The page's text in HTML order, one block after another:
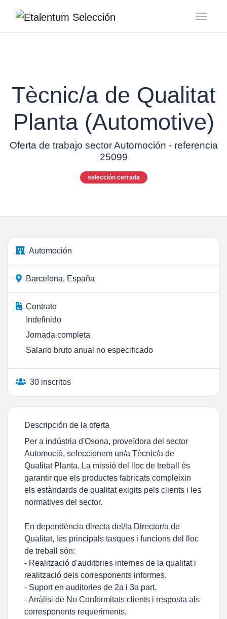
Tècnic/a de Qualitat
Planta (Automotive)
Oferta de trabajo sector Automoción - referencia
25099
selección cerrada
Automoción
Barcelona, España
Contrato
Indefinido
Jornada completa
Salario bruto anual no especificado
30 inscritos
Descripción de la oferta
Per a indústria d'Osona, proveïdora del sector
Automoció, seleccionem un/a Tècnic/a de
Qualitat Planta. La missió del lloc de treball és
garantir que els productes fabricats compleixin
els estàndards de qualitat exigits pels clients i les
normatives del sector.
En dependència directa del/la Director/a de
Qualitat, les principals tasques i funcions del lloc
de treball són:
- Realització d'auditories internes de la qualitat i
realització dels corresponents informes.
- Suport en auditories de 2a i 3a part.
- Anàlisi de No Conformitats clients i resposta als
corresponents requeriments.